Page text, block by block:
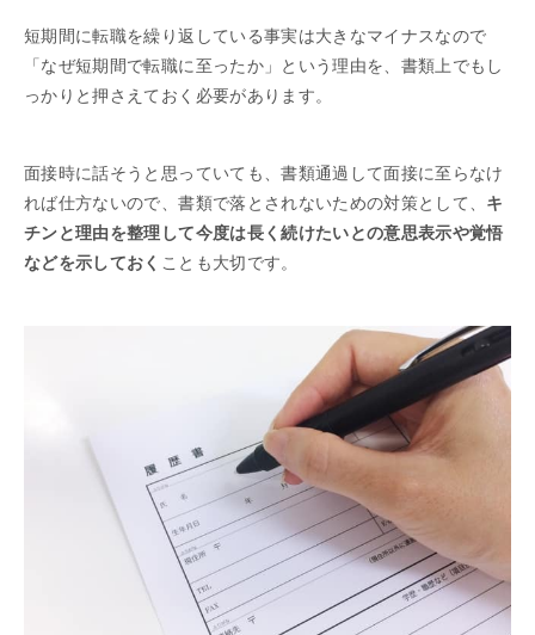
短期間に転職を繰り返している事実は大きなマイナスなので
「なぜ短期間で転職に至ったか」という理由を、書類上でもし
っかりと押さえておく必要があります。
面接時に話そうと思っていても、書類通過して面接に至らなけ
れば仕方ないので、書類で落とされないための対策として、 キ
チンと理由を整理して今度は長く続けたいとの意思表示や覚悟
などを示しておく ことも大切です。